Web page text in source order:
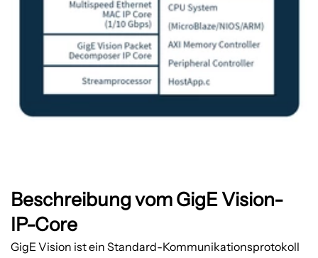
Beschreibung vom GigE Vision-
IP-Core
GigE Vision ist ein Standard-Kommunikationsprotokoll